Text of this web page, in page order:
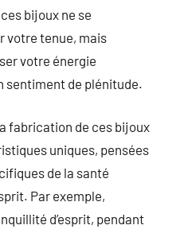
bijoux ne se
votre tenue, mais
votre énergie
sentiment de plénitude.
fabrication de ces bijoux
uniques, pensées
de la santé
Par exemple,
d’esprit, pendant